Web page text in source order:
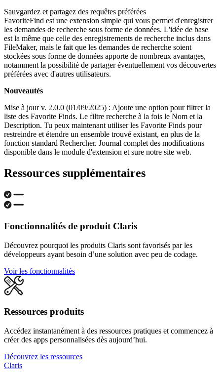
Sauvgardez et partagez des requêtes préférées
FavoriteFind est une extension simple qui vous permet d'enregistrer
les demandes de recherche sous forme de données. L'idée de base
est la même que celle des enregistrements de recherche inclus dans
FileMaker, mais le fait que les demandes de recherche soient
stockées sous forme de données apporte de nombreux avantages,
notamment la possibilité de partager éventuellement vos découvertes
préférées avec d'autres utilisateurs.
Nouveautés
Mise à jour v. 2.0.0 (01/09/2025) : Ajoute une option pour filtrer la
liste des Favorite Finds. Le filtre recherche à la fois le Nom et la
Description. Tu peux maintenant utiliser les Favorite Finds pour
restreindre et étendre un ensemble trouvé existant, en plus de la
fonction standard Rechercher. Journal complet des modifications
disponible dans le module d'extension et sure notre site web.
Ressources supplémentaires
Fonctionnalités de produit Claris
Découvrez pourquoi les produits Claris sont favorisés par les
développeurs ayant besoin d’une solution avec peu de codage.
Voir les fonctionnalités
Ressources produits
Accédez instantanément à des ressources pratiques et commencez à
créer des apps personnalisées dès aujourd’hui.
Découvrez les ressources
Claris